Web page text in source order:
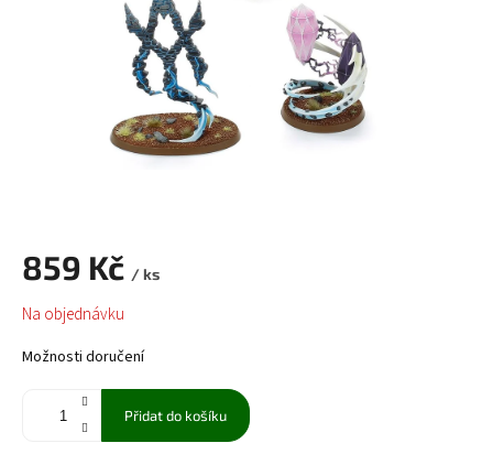
859 Kč / ks
Měrná
cena:
Na objednávku
Možnosti doručení
Přidat do košíku